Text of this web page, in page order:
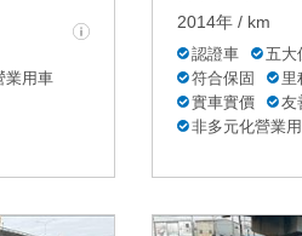
業用車
2014年 / km
認證車
五大
符合保固
里
實車實價
友
非多元化營業